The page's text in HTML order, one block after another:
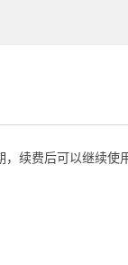
，续费后可以继续使